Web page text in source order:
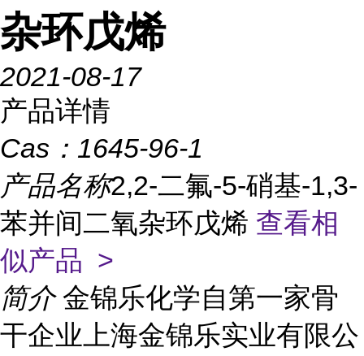
杂环戊烯
2021-08-17
产品详情
Cas： 1645-96-1
产品名称2,2-二氟-5-硝基-1,3-
苯并间二氧杂环戊烯 查看相
似产品 >
简介 金锦乐化学自第一家骨
干企业上海金锦乐实业有限公